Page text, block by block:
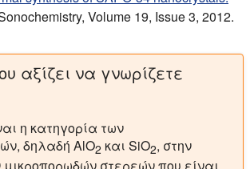
Volume 19, Issue 3, 2012.
αξίζει να γνωρίζετε
η κατηγορία των
δηλαδή AlO2 και SiO2, στην